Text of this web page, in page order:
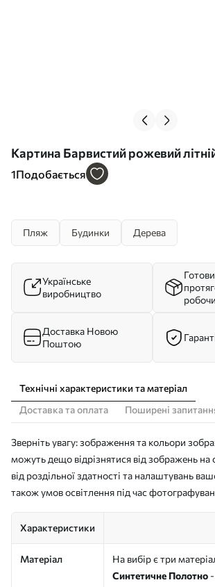
Картина Барвистий рожевий літній
s44985
1Подобається
Пляж Будинки Дерева
Українське
виробництво
Доставка Новою
Поштою
Технічні характеристики та матеріал
Доставка та оплата
Поширені
Зверніть увагу: зображення та кольори
можуть дещо відрізнятися від зображень на
від роздільної здатності та налаштувань
також умов освітлення під час
Характеристики
Матеріал
На вибір є три
Синтетичне Полотно